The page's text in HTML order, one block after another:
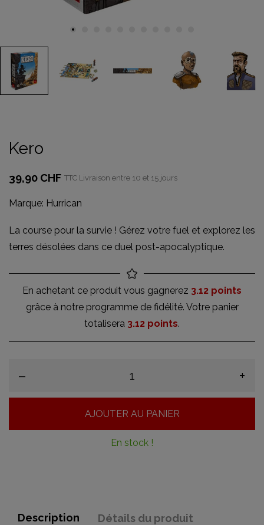
Kero
39,90 CHF TTC Livraison entre 10 et 15 jours
Marque: Hurrican
La course pour la survie ! Gérez votre fuel et explorez les
terres désolées dans ce duel post-apocalyptique.
En achetant ce produit vous gagnerez 3.12 points
grâce à notre programme de fidélité. Votre panier
totalisera 3.12 points.
– +
AJOUTER AU PANIER
En stock !
Description Détails du produit